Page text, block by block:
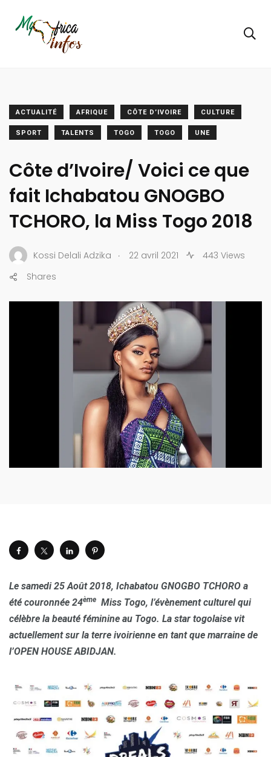
ACTUALITÉ AFRIQUE CÔTE D’IVOIRE CULTURE
SPORT TALENTS TOGO TOGO UNE
Côte d’Ivoire/ Voici ce que
fait Ichabatou GNOGBO
TCHORO, la Miss Togo 2018
Kossi Delali Adzika . 22 avril 2021
443 Views
Shares
Le samedi 25 Août 2018, Ichabatou GNOGBO TCHORO a
été couronnée 24ème Miss Togo, l’évènement culturel qui
célèbre la beauté féminine au Togo. La star togolaise vit
actuellement sur la terre ivoirienne en tant que marraine de
l’OPEN HOUSE ABIDJAN.